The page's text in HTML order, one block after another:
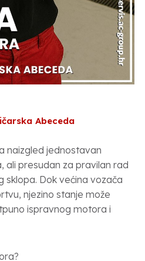
Abeceda
naizgled jednostavan
ali presudan za pravilan rad
sklopa. Dok većina vozača
njezino stanje može
ispravnog motora i